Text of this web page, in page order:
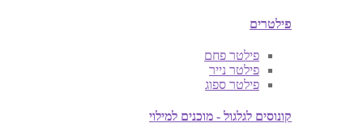
פילטרים
פילטר פחם
פילטר נייר
פילטר ספוג
קונוסים לגלגול - מוכנים למילוי